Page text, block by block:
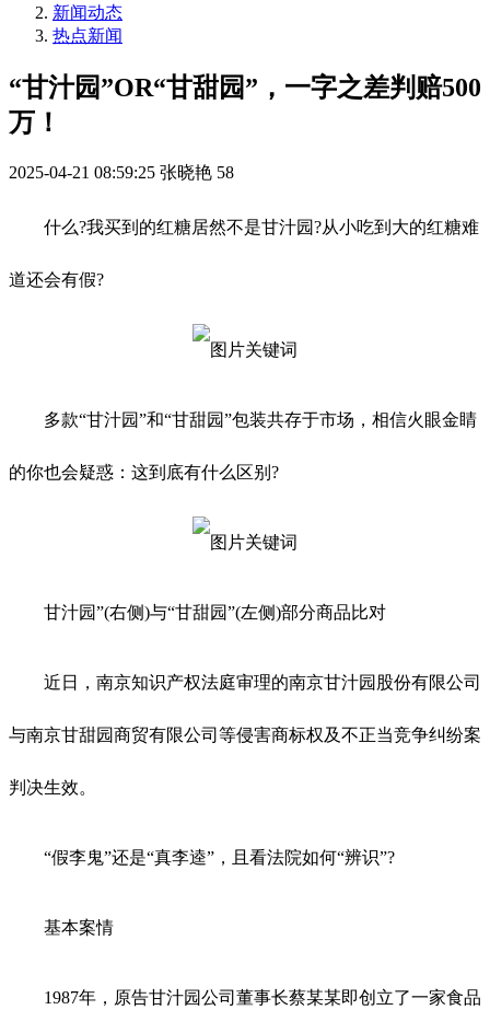
新闻动态
热点新闻
“甘汁园”OR“甘甜园”，一字之差判赔500
万！
2025-04-21 08:59:25 张晓艳 58
什么?我买到的红糖居然不是甘汁园?从小吃到大的红糖难
道还会有假?
多款“甘汁园”和“甘甜园”包装共存于市场，相信火眼金睛
的你也会疑惑：这到底有什么区别?
甘汁园”(右侧)与“甘甜园”(左侧)部分商品比对
近日，南京知识产权法庭审理的南京甘汁园股份有限公司
与南京甘甜园商贸有限公司等侵害商标权及不正当竞争纠纷案
判决生效。
“假李鬼”还是“真李逵”，且看法院如何“辨识”?
基本案情
1987年，原告甘汁园公司董事长蔡某某即创立了一家食品